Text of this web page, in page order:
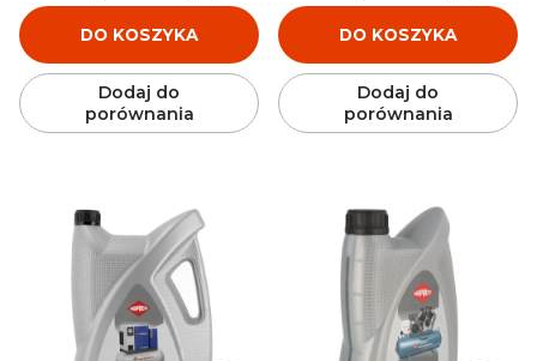
DO KOSZYKA
Dodaj do
porównania
DO KOSZYKA
Dodaj do
porównania